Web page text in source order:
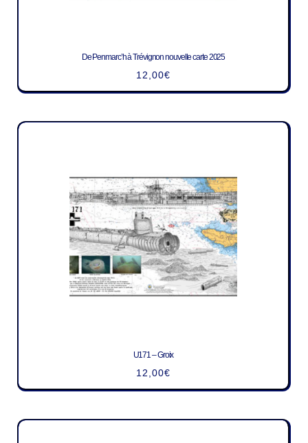
De Penmarc’h à Trévignon nouvelle carte 2025
12,00€
U171 – Groix
12,00€